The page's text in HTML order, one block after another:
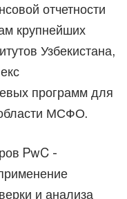
отчетности
крупнейших
Узбекистана,
программ для
МСФО.
PwC -
и анализа